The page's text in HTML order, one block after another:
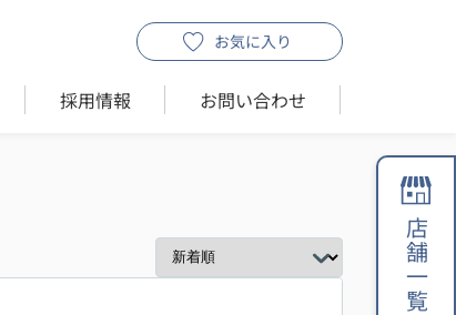
お気に入り
採用情報 お問い合わせ
店舗一覧